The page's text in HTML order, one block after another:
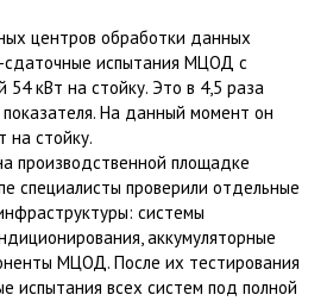
центров обработки данных
испытания МЦОД с
54 кВт на стойку. Это в 4,5 раза
На данный момент он
на стойку.
производственной площадке
специалисты проверили отдельные
системы
аккумуляторные
МЦОД. После их тестирования
испытания всех систем под полной